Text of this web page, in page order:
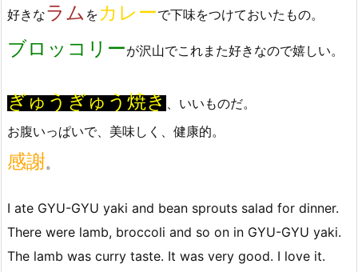
好きなラム を カレーで下味をつけておいたもの。
ブロッコリーが沢山でこれまた好きなので嬉しい。
ぎゅうぎゅう焼き、いいものだ。
お腹いっぱいで、美味しく、健康的。
感謝。
I ate GYU-GYU yaki and bean sprouts salad for dinner.
There were lamb, broccoli and so on in GYU-GYU yaki.
The lamb was curry taste. It was very good. I love it.